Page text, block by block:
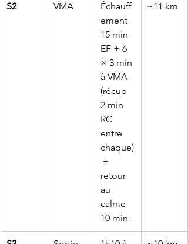
S2 VMA
Échauff
ement
15 min
EF + 6
× 3 min
à VMA
(récup
2 min
RC
entre
chaque)
+
retour
au
calme
10 min
~11 km